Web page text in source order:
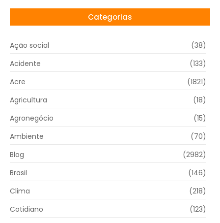
Categorias
Ação social
(38)
Acidente
(133)
Acre
(1821)
Agricultura
(18)
Agronegócio
(15)
Ambiente
(70)
Blog
(2982)
Brasil
(146)
Clima
(218)
Cotidiano
(123)